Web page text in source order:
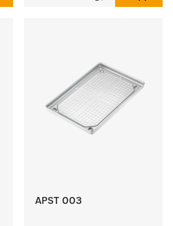
APST 003